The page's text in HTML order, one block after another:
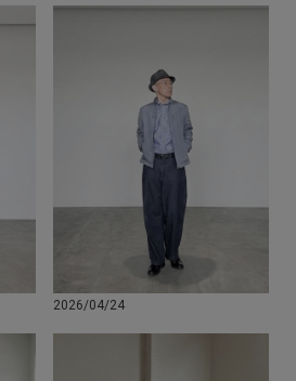
2026/04/24